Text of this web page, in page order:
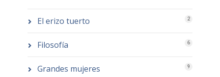
El erizo tuerto 2
Filosofía 6
Grandes mujeres 9